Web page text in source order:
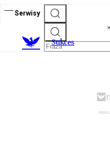
Serwisy
Sukces